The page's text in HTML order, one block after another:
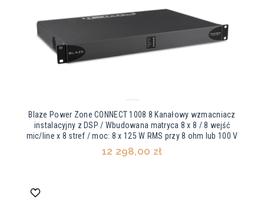
Blaze Power Zone CONNECT 1008 8 Kanałowy wzmacniacz
instalacyjny z DSP / Wbudowana matryca 8 x 8 / 8 wejść
mic/line x 8 stref / moc: 8 x 125 W RMS przy 8 ohm lub 100 V
12 298,00 zł